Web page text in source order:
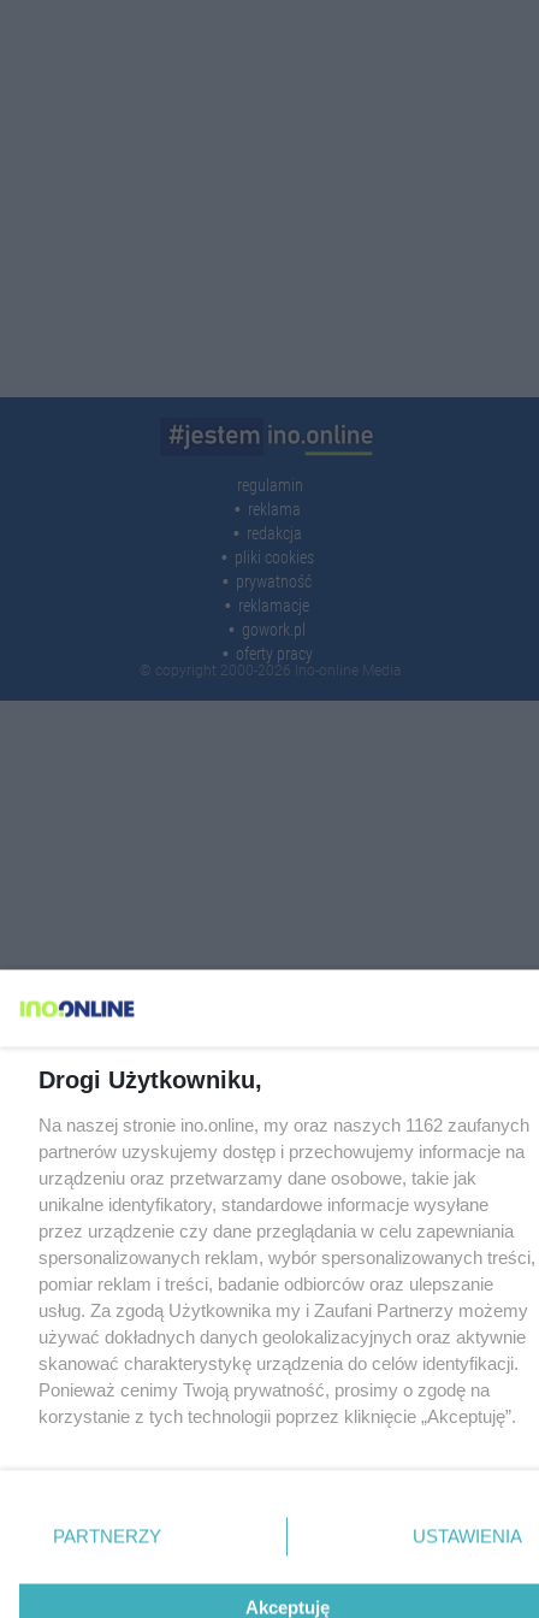
regulamin
reklama
redakcja
pliki cookies
prywatność
reklamacje
gowork.pl
oferty pracy
© copyright 2000-2026 Ino-online Media
Drogi Użytkowniku,
Na naszej stronie ino.online, my oraz naszych 1162 zaufanych
partnerów uzyskujemy dostęp i przechowujemy informacje na
urządzeniu oraz przetwarzamy dane osobowe, takie jak
unikalne identyfikatory, standardowe informacje wysyłane
przez urządzenie czy dane przeglądania w celu zapewniania
spersonalizowanych reklam, wybór spersonalizowanych treści,
pomiar reklam i treści, badanie odbiorców oraz ulepszanie
usług. Za zgodą Użytkownika my i Zaufani Partnerzy możemy
używać dokładnych danych geolokalizacyjnych oraz aktywnie
skanować charakterystykę urządzenia do celów identyfikacji.
Ponieważ cenimy Twoją prywatność, prosimy o zgodę na
korzystanie z tych technologii poprzez kliknięcie „Akceptuję”.
nie wymagają zgody użytkownika, ale masz prawo sprzeciwić
się takiemu przetwarzaniu. Preferencje będą miały
PARTNERZY USTAWIENIA
Akceptuję